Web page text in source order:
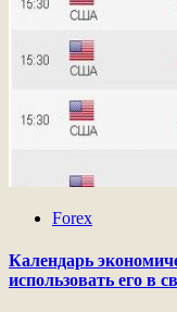
Forex
Календарь
использовать его в